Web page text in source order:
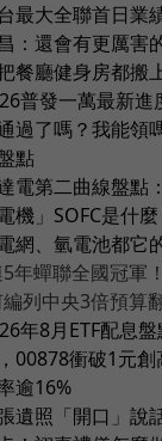
最大全聯首日業
：還會有更厲害
餐廳健身房都搬
普發一萬最新
過了嗎？我能領
點
電第二曲線盤點
機」SOFC是什麼
網、氫電池都它
年蟬聯全國冠軍
列中央3倍預算
年8月ETF配息
00878衝破1元
逾16%
遺照「開口」說